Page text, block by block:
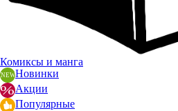
Комиксы и манга
Новинки
Акции
Популярные